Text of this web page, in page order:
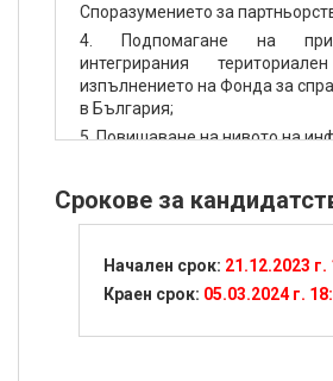
Споразумението за
4. Подпомагане на
интегрирания
изпълнението на Фонда за
в България;
5. Повишаване на нивото на
Срокове за
Начален срок: 21.12.2023 г.
Краен срок: 05.03.2024 г.